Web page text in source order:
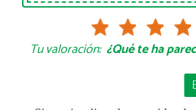
Tu valoración: ¿Qué te ha